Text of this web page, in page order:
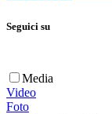
Seguici su
Media
Video
Foto